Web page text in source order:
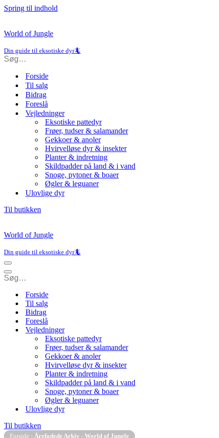
Spring til indhold
World of Jungle
Din guide til eksotiske dyr🦎
Forside
Til salg
Bidrag
Foreslå
Vejledninger
Eksotiske pattedyr
Frøer, tudser & salamander
Gekkoer & anoler
Hvirvelløse dyr & insekter
Planter & indretning
Skildpadder på land & i vand
Snoge, pytoner & boaer
Øgler & leguaner
Ulovlige dyr
Til butikken
World of Jungle
Din guide til eksotiske dyr🦎
Navigation
menu
Navigation
menu
Forside
Til salg
Bidrag
Foreslå
Vejledninger
Eksotiske pattedyr
Frøer, tudser & salamander
Gekkoer & anoler
Hvirvelløse dyr & insekter
Planter & indretning
Skildpadder på land & i vand
Snoge, pytoner & boaer
Øgler & leguaner
Ulovlige dyr
Til butikken
Forside › Årefodede Arkiv - World of Jungle